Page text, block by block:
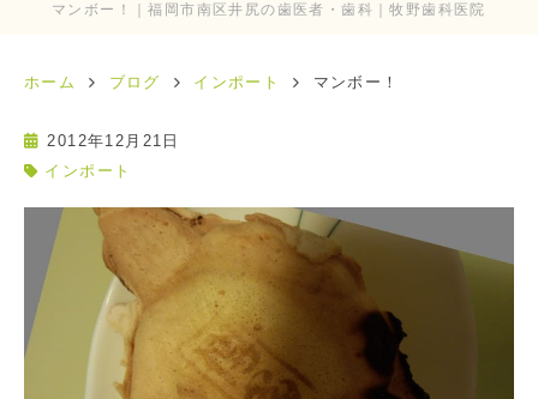
マンボー！｜福岡市南区井尻の歯医者・歯科｜牧野歯科医院
ホーム ブログ インポート マンボー！
2012年12月21日
インポート